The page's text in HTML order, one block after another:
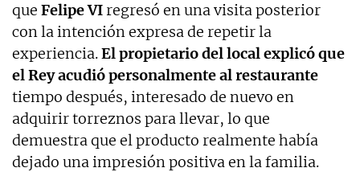
que Felipe VIregresó en una visita posterior
con la intención expresa de repetir la
experiencia.El propietario del local explicó que
el Rey acudió personalmente al restaurante
tiempo después, interesado de nuevo en
adquirir torreznos para llevar, lo que
demuestra que el producto realmente había
dejado una impresión positiva en la familia.